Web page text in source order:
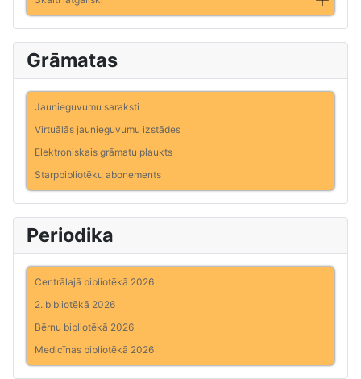
Grāmatas
Jaunieguvumu saraksti
Virtuālās jaunieguvumu izstādes
Elektroniskais grāmatu plaukts
Starpbibliotēku abonements
Periodika
Centrālajā bibliotēkā 2026
2. bibliotēkā 2026
Bērnu bibliotēkā 2026
Medicīnas bibliotēkā 2026